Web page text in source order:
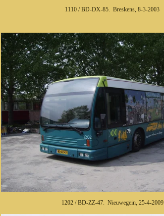
1110 / BD-DX-85. Breskens, 8-3-2003
1202 / BD-ZZ-47. Nieuwegein, 25-4-2009